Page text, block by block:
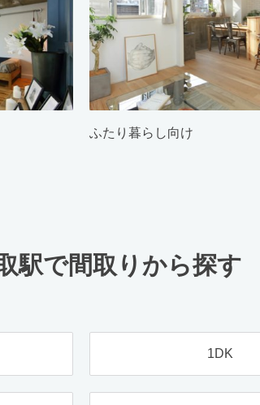
ふたり暮らし向け
駅で間取りから探す
1DK